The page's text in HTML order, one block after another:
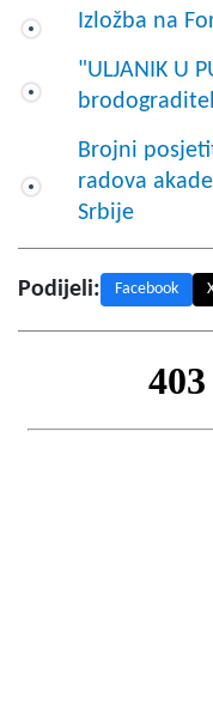
Izložba na
"ULJANIK U
Brojni
radova
Srbije
Podijeli: Facebook